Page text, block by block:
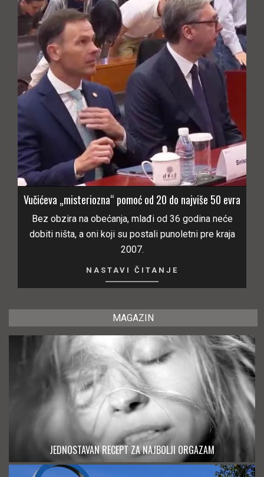
Vučićeva „misteriozna“ pomoć od 20 do najviše 50 evra
Bez obzira na obećanja, mlađi od 36 godina neće
dobiti ništa, a oni koji su postali punoletni pre kraja
2007.
NASTAVI ČITANJE
MAGAZIN
JEDNOSTAVAN RECEPT ZA NAJBOLJI ORGAZAM